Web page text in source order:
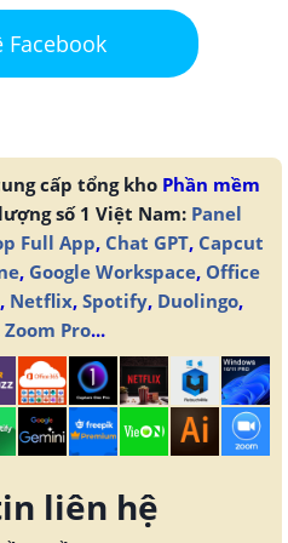
Facebook
cấp tổng kho Phần mềm
số 1 Việt Nam: Panel
Full App, Chat GPT, Capcut
, Google Workspace, Office
, Netflix, Spotify, Duolingo,
Zoom Pro...
liên hệ